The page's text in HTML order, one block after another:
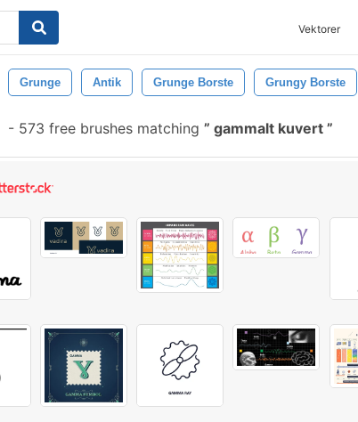
Vektorer
Grunge Antik Grunge Borste Grungy Borste
- 573 free brushes matching gammalt kuvert